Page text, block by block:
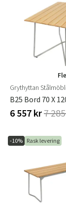
Grythyttan
6 557 kr7
-10% Rask levering